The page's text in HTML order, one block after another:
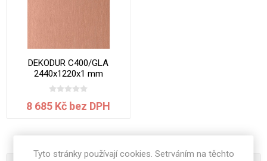
DEKODUR C400/GLA
2440x1220x1 mm
8 685 Kč bez DPH
Tyto stránky používají cookies. Setrváním na těchto